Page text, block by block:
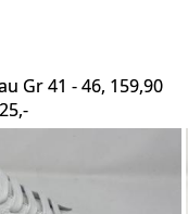
Gr 41 - 46, 159,90